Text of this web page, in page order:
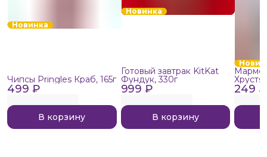
Новинка
499 ₽
Чипсы Pringles Краб, 165г
В корзину
Новинка
999 ₽
Готовый завтрак KitKat
Фундук, 330г
В корзину
249 ₽